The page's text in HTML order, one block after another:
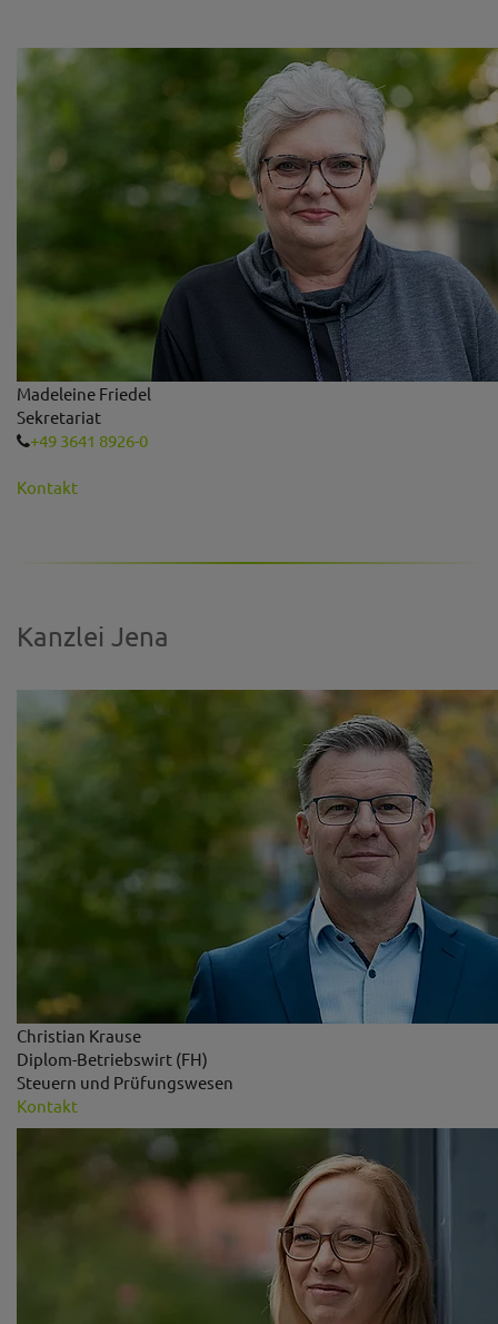
Madeleine Friedel
Sekretariat
+49 3641 8926-0
Kontakt
Kanzlei Jena
Christian Krause
Diplom-Betriebswirt (FH)
Steuern und Prüfungswesen
Kontakt